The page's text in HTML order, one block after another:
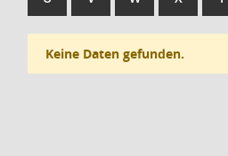
Keine Daten gefunden.